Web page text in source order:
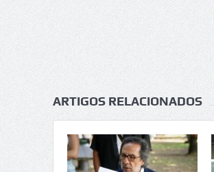
ARTIGOS RELACIONADOS